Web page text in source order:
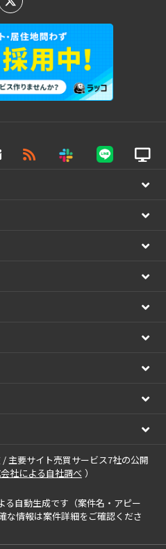
主要サイト売買サービス7社の公開
社による自社調べ ）
る自動生成です（案件名・アピー
な情報は案件詳細をご確認くださ